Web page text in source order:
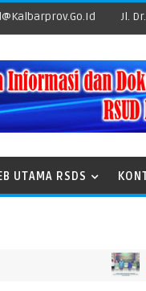
Jl.
UTAMA RSDS